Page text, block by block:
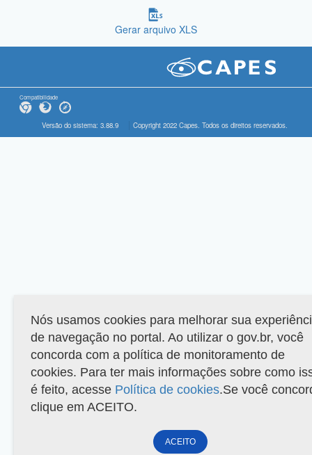
Gerar arquivo XLS
Compatibilidade
Versão do sistema: 3.88.9 Copyright 2022 Capes. Todos os direitos reservados.
Nós usamos cookies para melhorar sua
de navegação no portal. Ao utilizar o gov.br, você
concorda com a política de monitoramento de
cookies. Para ter mais informações sobre como
é feito, acesse Política de cookies.Se você
clique em ACEITO.
ACEITO